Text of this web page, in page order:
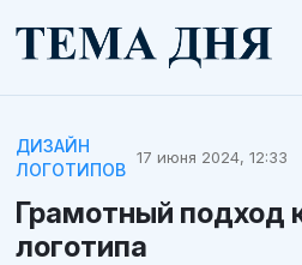
ДИЗАЙН
ЛОГОТИПОВ
17 июня 2024, 12:33
Грамотный подход
логотипа